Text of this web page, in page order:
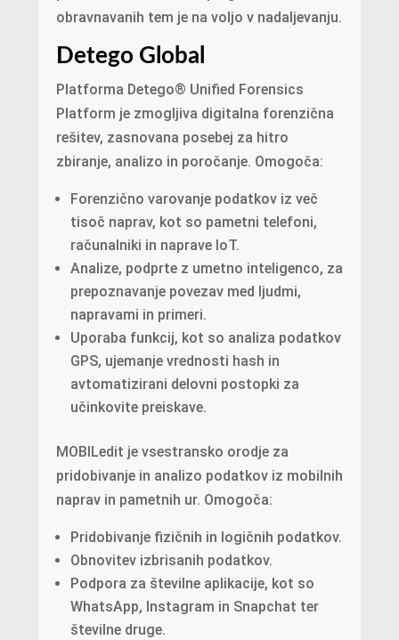
obravnavanih tem je na voljo v nadaljevanju.
Detego Global
Platforma Detego® Unified Forensics
Platform je zmogljiva digitalna forenzična
rešitev, zasnovana posebej za hitro
zbiranje, analizo in poročanje. Omogoča:
Forenzično varovanje podatkov iz več
tisoč naprav, kot so pametni telefoni,
računalniki in naprave IoT.
Analize, podprte z umetno inteligenco, za
prepoznavanje povezav med ljudmi,
napravami in primeri.
Uporaba funkcij, kot so analiza podatkov
GPS, ujemanje vrednosti hash in
avtomatizirani delovni postopki za
učinkovite preiskave.
MOBILedit je vsestransko orodje za
pridobivanje in analizo podatkov iz mobilnih
naprav in pametnih ur. Omogoča:
Pridobivanje fizičnih in logičnih podatkov.
Obnovitev izbrisanih podatkov.
Podpora za številne aplikacije, kot so
WhatsApp, Instagram in Snapchat ter
številne druge.